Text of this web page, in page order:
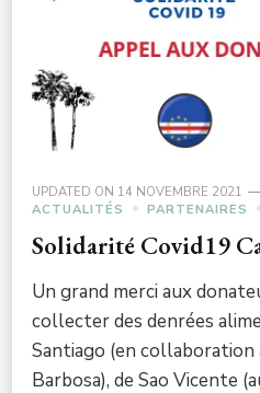
UPDATED ON 14 NOVEMBRE 2021
ACTUALITÉS
PARTENAIRES
Solidarité Covid19
Un grand merci aux
collecter des denrées
Santiago (en collaboration
Barbosa), de Sao Vicente